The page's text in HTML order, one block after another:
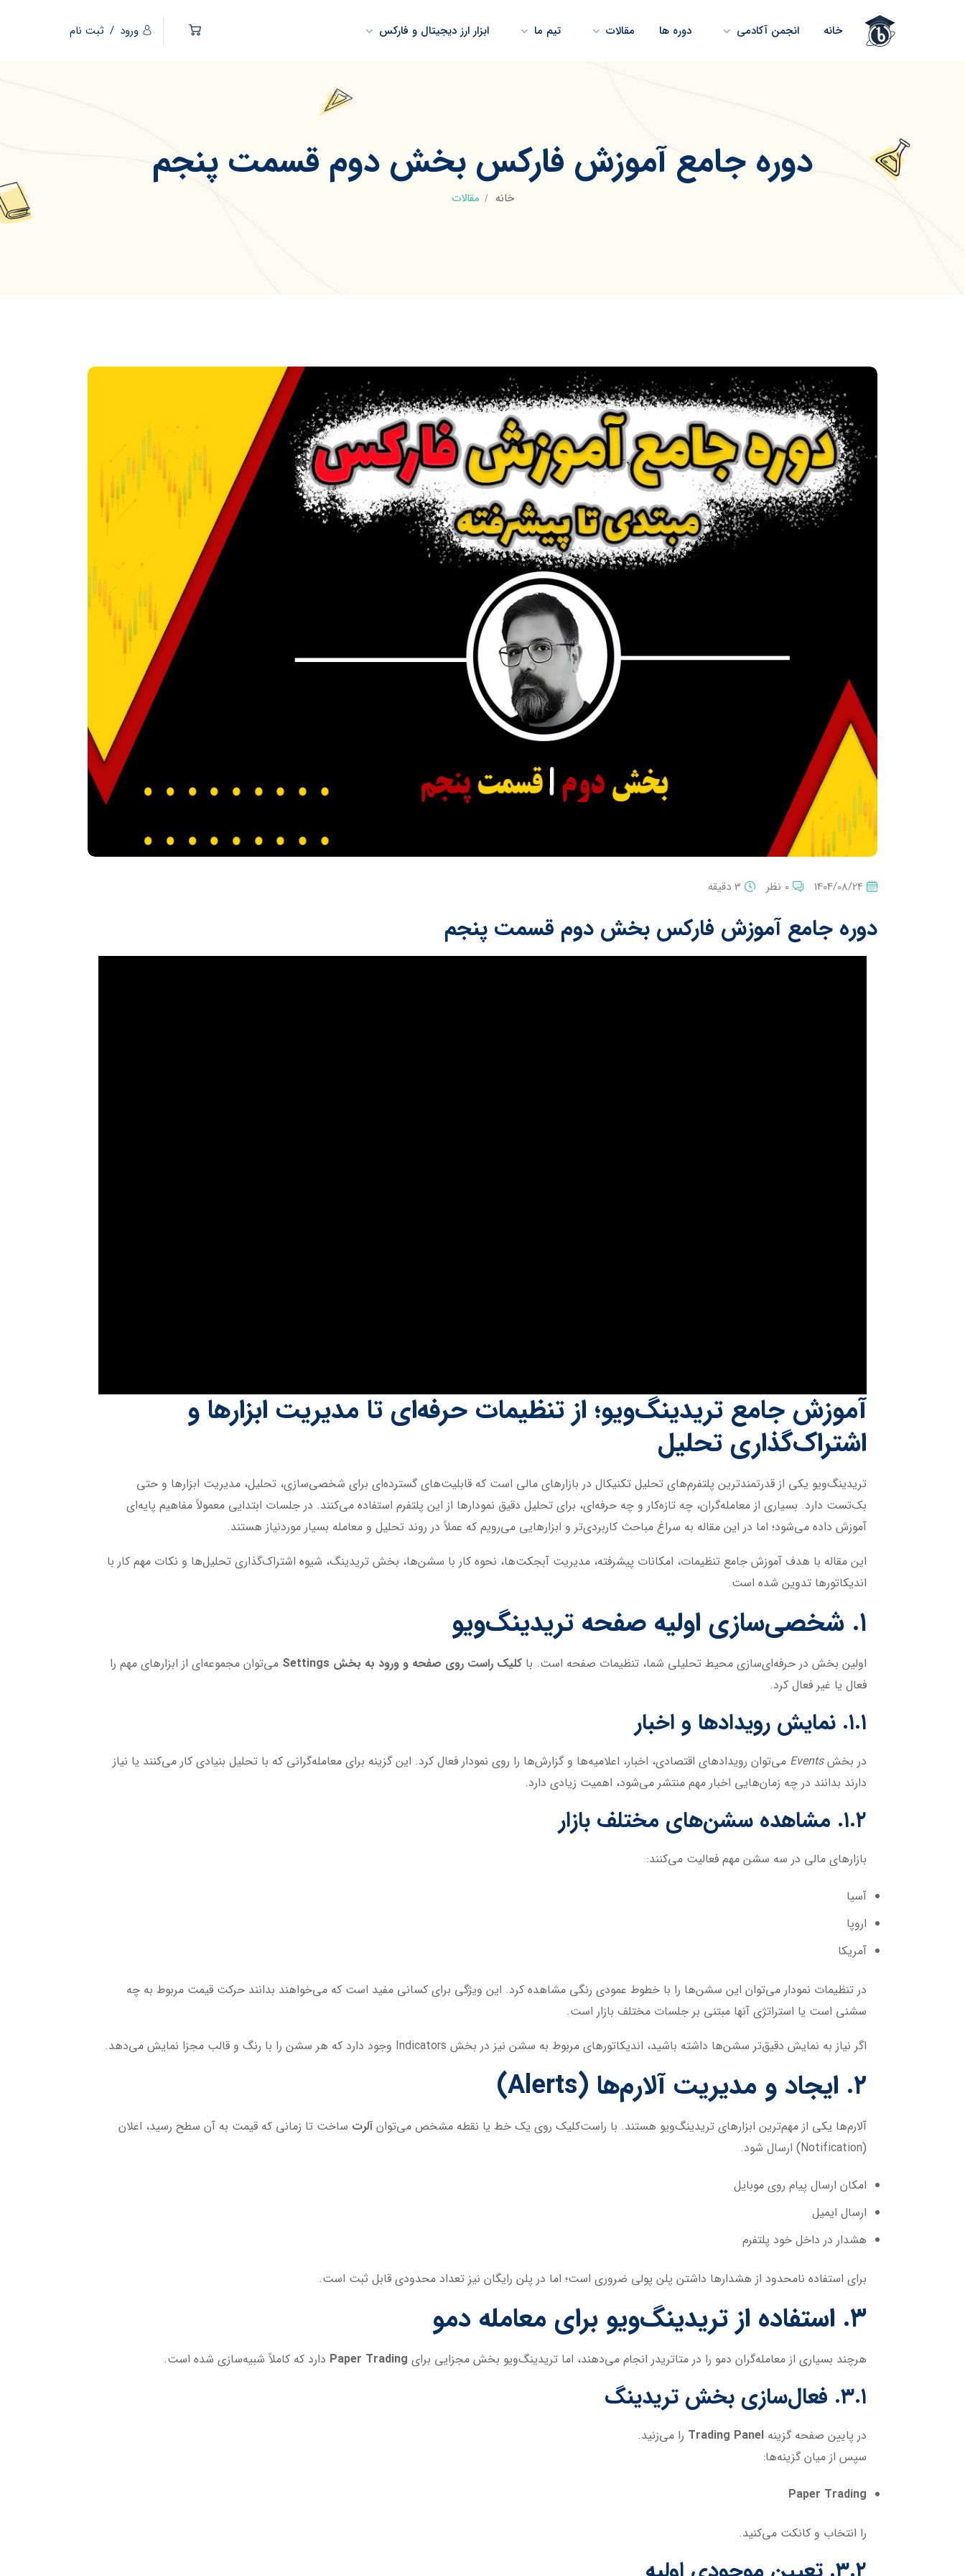
خانه انجمن آکادمی دوره ها مقالات تیم ما ابزار ارز دیجیتال و فارکس ورود / ثبت نام
دوره جامع آموزش فارکس بخش دوم قسمت پنجم
خانه مقالات
1404/08/24 0 نظر 3 دقیقه
دوره جامع آموزش فارکس بخش دوم قسمت پنجم
آموزش جامع تریدینگ‌ویو؛ از تنظیمات حرفه‌ای تا مدیریت ابزارها و
اشتراک‌گذاری تحلیل
تریدینگ‌ویو یکی از قدرتمندترین پلتفرم‌های تحلیل تکنیکال در بازارهای مالی است که قابلیت‌های گسترده‌ای برای شخصی‌سازی، تحلیل، مدیریت ابزارها و حتی
بک‌تست دارد. بسیاری از معامله‌گران، چه تازه‌کار و چه حرفه‌ای، برای تحلیل دقیق نمودارها از این پلتفرم استفاده می‌کنند. در جلسات ابتدایی معمولاً مفاهیم پایه‌ای
آموزش داده می‌شود؛ اما در این مقاله به سراغ مباحث کاربردی‌تر و ابزارهایی می‌رویم که عملاً در روند تحلیل و معامله بسیار موردنیاز هستند.
این مقاله با هدف آموزش جامع تنظیمات، امکانات پیشرفته، مدیریت آبجکت‌ها، نحوه کار با سشن‌ها، بخش تریدینگ، شیوه اشتراک‌گذاری تحلیل‌ها و نکات مهم کار با
اندیکاتورها تدوین شده است.
۱. شخصی‌سازی اولیه صفحه تریدینگ‌ویو
اولین بخش در حرفه‌ای‌سازی محیط تحلیلی شما، تنظیمات صفحه است. با کلیک راست روی صفحه و ورود به بخش Settings
می‌توان مجموعه‌ای از ابزارهای مهم را
فعال یا غیر فعال کرد.
۱.۱. نمایش رویدادها و اخبار
در بخشEvents می‌توان رویدادهای اقتصادی، اخبار، اعلامیه‌ها و گزارش‌ها را روی نمودار فعال کرد. این گزینه برای معامله‌گرانی که با تحلیل بنیادی کار می‌کنند یا نیاز
دارند بدانند در چه زمان‌هایی اخبار مهم منتشر می‌شود، اهمیت زیادی دارد.
۱.۲. مشاهده سشن‌های مختلف بازار
بازارهای مالی در سه سشن مهم فعالیت می‌کنند:
آسیا
اروپا
آمریکا
در تنظیمات نمودار می‌توان این سشن‌ها را با خطوط عمودی رنگی مشاهده کرد. این ویژگی برای کسانی مفید است که می‌خواهند بدانند حرکت قیمت مربوط به چه
سشنی است یا استراتژی آنها مبتنی بر جلسات مختلف بازار است.
اگر نیاز به نمایش دقیق‌تر سشن‌ها داشته باشید، اندیکاتورهای مربوط به سشن نیز در بخش Indicators وجود دارد که هر سشن را با رنگ و قالب مجزا نمایش می‌دهد.
۲. ایجاد و مدیریت آلارم‌ها (Alerts)
آلارم‌ها یکی از مهم‌ترین ابزارهای تریدینگ‌ویو هستند. با راست‌کلیک روی یک خط یا نقطه مشخص می‌توان آلرت ساخت تا زمانی که قیمت به آن سطح رسید، اعلان
(Notification) ارسال شود.
امکان ارسال پیام روی موبایل
ارسال ایمیل
هشدار در داخل خود پلتفرم
برای استفاده نامحدود از هشدارها داشتن پلن پولی ضروری است؛ اما در پلن رایگان نیز تعداد محدودی قابل ثبت است.
۳. استفاده از تریدینگ‌ویو برای معامله دمو
هرچند بسیاری از معامله‌گران دمو را در متاتریدر انجام می‌دهند، اما تریدینگ‌ویو بخش مجزایی برای Paper Trading دارد که کاملاً شبیه‌سازی شده است.
۳.۱. فعال‌سازی بخش تریدینگ
در پایین صفحه گزینه Trading Panel را می‌زنید.
سپس از میان گزینه‌ها:
Paper Trading
را انتخاب و کانکت می‌کنید.